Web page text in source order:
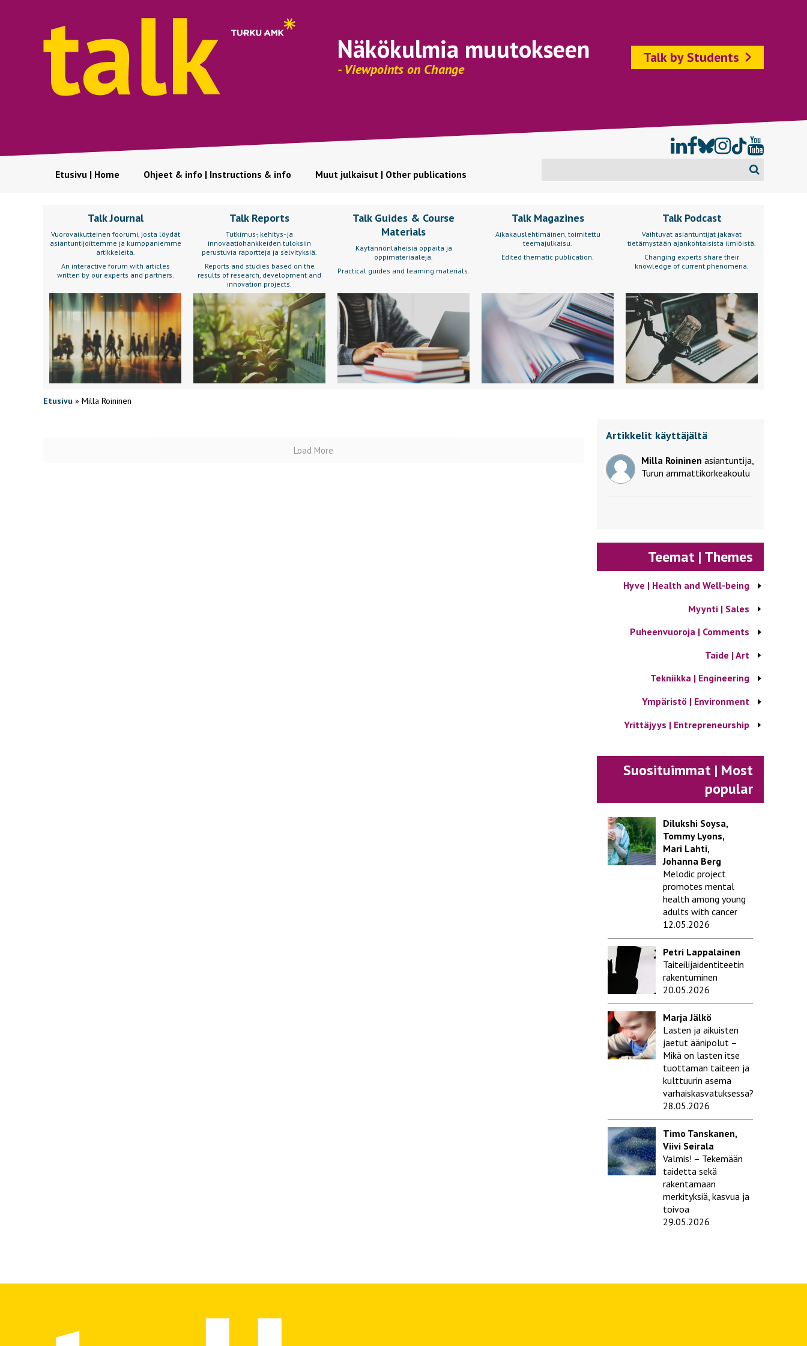
Näkökulmia muutokseen
- Viewpoints on Change
Talk by Students
Etusivu | Home Ohjeet & info | Instructions & info Muut julkaisut | Other publications
Talk Journal
Vuorovaikutteinen foorumi, josta löydät
asiantuntijoittemme ja kumppaniemme
artikkeleita.
An interactive forum with articles
written by our experts and partners.
Talk Reports
Tutkimus-, kehitys- ja
innovaatiohankkeiden tuloksiin
perustuvia raportteja ja selvityksiä.
Reports and studies based on the
results of research, development and
innovation projects.
Talk Guides & Course
Materials
Käytännönläheisiä oppaita ja
oppimateriaaleja.
Practical guides and learning materials.
Talk Magazines
Aikakauslehtimäinen, toimitettu
teemajulkaisu.
Edited thematic publication.
Talk Podcast
Vaihtuvat asiantuntijat jakavat
tietämystään ajankohtaisista ilmiöistä.
Changing experts share their
knowledge of current phenomena.
Etusivu » Milla Roininen
Load More
Artikkelit käyttäjältä
Milla Roininen asiantuntija,
Turun ammattikorkeakoulu
Teemat | Themes
Hyve | Health and Well-being
Myynti | Sales
Puheenvuoroja | Comments
Taide | Art
Tekniikka | Engineering
Ympäristö | Environment
Yrittäjyys | Entrepreneurship
Suosituimmat | Most
popular
Dilukshi Soysa,
Tommy Lyons,
Mari Lahti,
Johanna Berg
Melodic project
promotes mental
health among young
adults with cancer
12.05.2026
Petri Lappalainen
Taiteilijaidentiteetin
rakentuminen
20.05.2026
Marja Jälkö
Lasten ja aikuisten
jaetut äänipolut –
Mikä on lasten itse
tuottaman taiteen ja
kulttuurin asema
varhaiskasvatuksessa?
28.05.2026
Timo Tanskanen,
Viivi Seirala
Valmis! – Tekemään
taidetta sekä
rakentamaan
merkityksiä, kasvua ja
toivoa
29.05.2026